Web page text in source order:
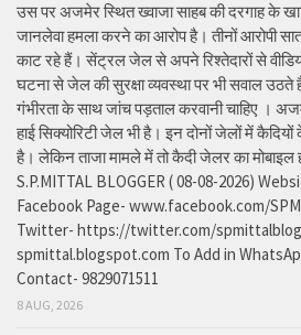
उस पर अजमेर स्थित ख्वाजा साहब की दरगाह के
जानलेवा हमला करने का आरोप है। तीनों आरोपी
काट रहे हैं। सेंट्रल जेल से अपने रिश्तेदारों से
घटना से जेल की सुरक्षा व्यवस्था पर भी सवाल
गंभीरता के साथ जांच पड़ताल करवानी चाहिए ।
हाई सिक्योरिटी जेल भी है। इन दोनों जेलों में
है। लेकिन ताजा मामले में तो कैदी जेलर का मोबाइल
S.P.MITTAL BLOGGER ( 08-08-2026)
Facebook Page- www.facebook.com/
Twitter- https://twitter.com/
spmittal.blogspot.com To Add in
Contact- 9829071511
8 AUG, 2026